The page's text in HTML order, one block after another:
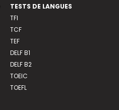
TESTS DE LANGUES
TFI
TCF
TEF
DELF B1
DELF B2
TOEIC
TOEFL